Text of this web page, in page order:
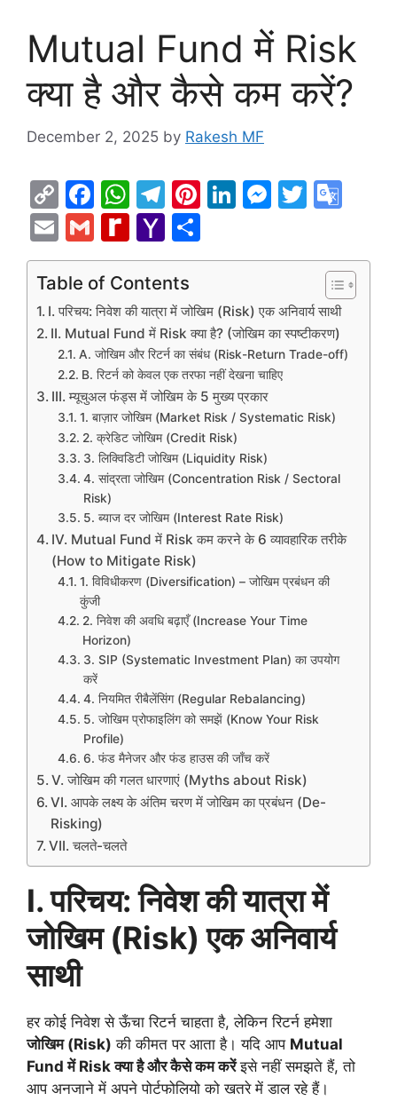
Mutual Fund में Risk
क्या है और कैसे कम करें?
December 2, 2025 by Rakesh MF
C
o
p
y
Li
n
k
F
a
c
e
b
o
o
k
W
h
at
s
A
p
p
T
el
e
gr
a
m
Pi
st
Li
dI
n
M
e
n
g
er
T
er gl
e
a
E
m
ai
l
G
m
ai
l
R
e
di
ff
M
y
P
a
g
e
Y
a
h
o
o
M
ai
l
h
e
Table of Contents
I. परिचय: निवेश की यात्रा में जोखिम (Risk) एक अनिवार्य साथी
II. Mutual Fund में Risk क्या है? (जोखिम का स्पष्टीकरण)
A. जोखिम और रिटर्न का संबंध (Risk-Return Trade-off)
B. रिटर्न को केवल एक तरफा नहीं देखना चाहिए
III. म्यूचुअल फंड्स में जोखिम के 5 मुख्य प्रकार
1. बाज़ार जोखिम (Market Risk / Systematic Risk)
2. क्रेडिट जोखिम (Credit Risk)
3. लिक्विडिटी जोखिम (Liquidity Risk)
4. सांद्रता जोखिम (Concentration Risk / Sectoral
Risk)
5. ब्याज दर जोखिम (Interest Rate Risk)
IV. Mutual Fund में Risk कम करने के 6 व्यावहारिक तरीके
(How to Mitigate Risk)
1. विविधीकरण (Diversification) – जोखिम प्रबंधन की
कुंजी
2. निवेश की अवधि बढ़ाएँ (Increase Your Time
Horizon)
3. SIP (Systematic Investment Plan) का उपयोग
करें
4. नियमित रीबैलेंसिंग (Regular Rebalancing)
5. जोखिम प्रोफाइलिंग को समझें (Know Your Risk
Profile)
6. फंड मैनेजर और फंड हाउस की जाँच करें
V. जोखिम की गलत धारणाएं (Myths about Risk)
VI. आपके लक्ष्य के अंतिम चरण में जोखिम का प्रबंधन (De-
Risking)
VII. चलते-चलते
I.परिचय: निवेश की यात्रा में
जोखिम (Risk)एक अनिवार्य
साथी
हर कोई निवेश से ऊँचा रिटर्न चाहता है, लेकिन रिटर्न हमेशा
जोखिम (Risk) की कीमत पर आता है। यदि आप Mutual
Fundमें Riskक्या है और कैसे कम करेंइसे नहीं समझते हैं, तो
आप अनजाने में अपने पोर्टफोलियो को खतरे में डाल रहे हैं।